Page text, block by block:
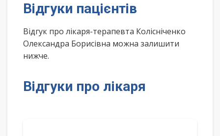
Відгуки пацієнтів
Відгук про лікаря-терапевта Колісніченко
Олександра Борисівна можна залишити
нижче.
Відгуки про лікаря